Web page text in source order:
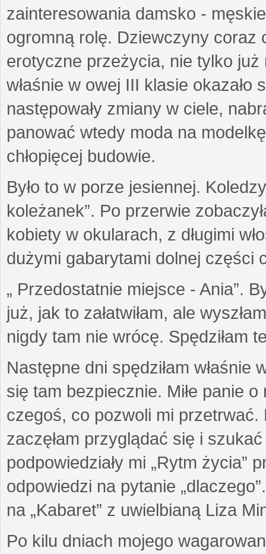
zainteresowania damsko -
ogromną rolę. Dziewczyny coraz
erotyczne przeżycia, nie tylko już
właśnie w owej III klasie okazało
następowały zmiany w ciele,
panować wtedy moda na
chłopięcej budowie.
Było to w porze jesiennej.
koleżanek”. Po przerwie
kobiety w okularach, z długimi
dużymi gabarytami dolnej części
„ Przedostatnie miejsce - Ania”.
już, jak to załatwiłam, ale
nigdy tam nie wrócę. Spędziłam
Następne dni spędziłam właśnie
się tam bezpiecznie. Miłe panie o
czegoś, co pozwoli mi
zaczęłam przyglądać się i
podpowiedziały mi „Rytm życia”
odpowiedzi na pytanie
na „Kabaret” z uwielbianą Liza
Po kilu dniach mojego